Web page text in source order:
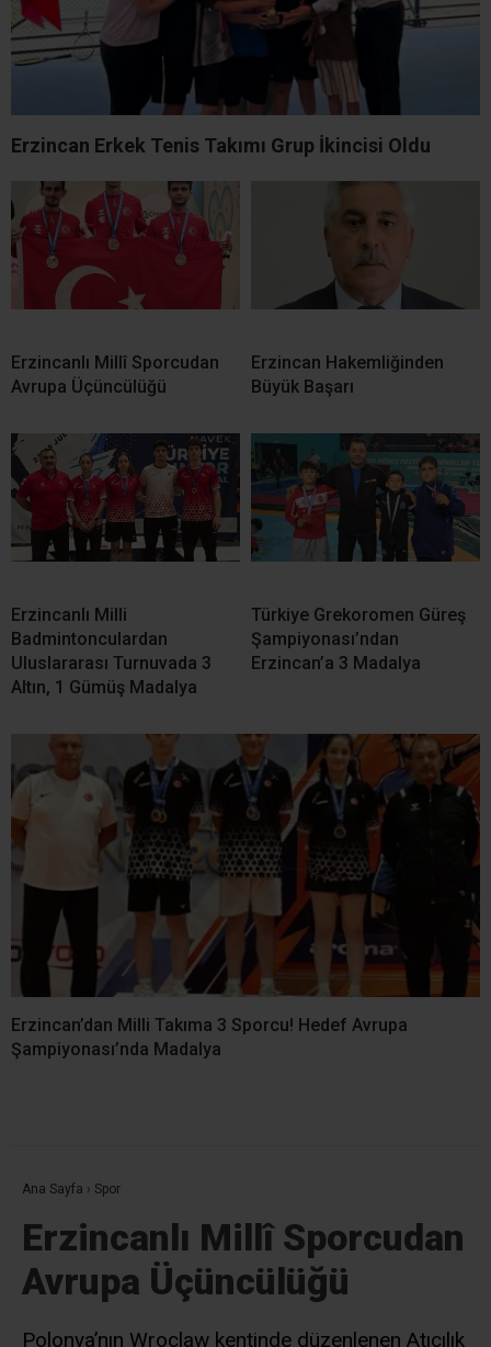
Erzincan Erkek Tenis Takımı Grup İkincisi Oldu
Erzincanlı Millî Sporcudan
Avrupa Üçüncülüğü
Erzincan Hakemliğinden
Büyük Başarı
Erzincanlı Milli
Badmintonculardan
Uluslararası Turnuvada 3
Altın, 1 Gümüş Madalya
Türkiye Grekoromen Güreş
Şampiyonası’ndan
Erzincan’a 3 Madalya
Erzincan’dan Milli Takıma 3 Sporcu! Hedef Avrupa
Şampiyonası’nda Madalya
Ana Sayfa › Spor
Erzincanlı Millî Sporcudan
Avrupa Üçüncülüğü
Polonya’nın Wroclaw kentinde düzenlenen Atıcılık